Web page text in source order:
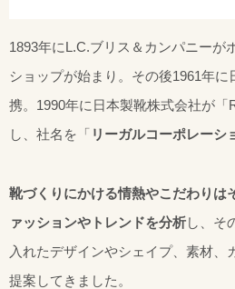
1893年にL.C.ブリス＆カンパニーが
ショップが始まり。その後1961年
携。1990年に日本製靴株式会社が
し、社名を「 リーガルコーポレーシ
靴づくりにかける情熱やこだわりは
ァッションやトレンドを分析し、そ
入れたデザインやシェイプ、素材、
提案してきました。